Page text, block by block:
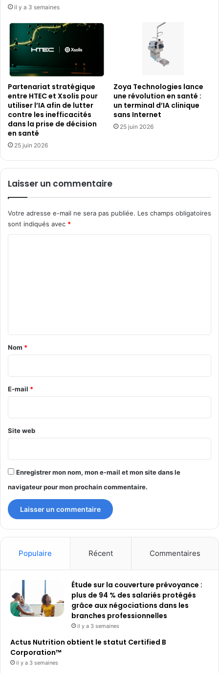
il y a 3 semaines
Partenariat stratégique
entre HTEC et Xsolis pour
utiliser l’IA afin de lutter
contre les inefficacités
dans la prise de décision
en santé
25 juin 2026
Zoya Technologies lance
une révolution en santé :
un terminal d’IA clinique
sans Internet
25 juin 2026
Laisser un commentaire
Votre adresse e-mail ne sera pas publiée. Les champs obligatoires
sont indiqués avec *
a
r
e
Nom *
E-mail *
Site web
Enregistrer mon nom, mon e-mail et mon site dans le
navigateur pour mon prochain commentaire.
Populaire Récent Commentaires
Étude sur la couverture prévoyance :
plus de 94 % des salariés protégés
grâce aux négociations dans les
branches professionnelles
il y a 3 semaines
Actus Nutrition obtient le statut Certified B
Corporation™
il y a 3 semaines